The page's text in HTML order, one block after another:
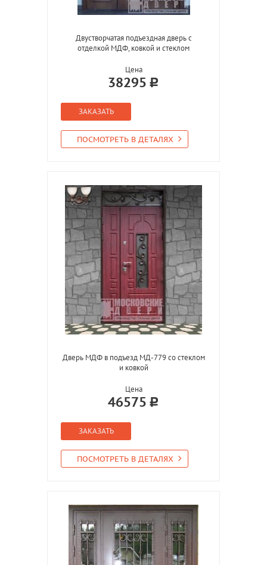
Двустворчатая подъездная дверь с
отделкой МДФ, ковкой и стеклом
Цена
38295
ЗАКАЗАТЬ
ПОСМОТРЕТЬ В ДЕТАЛЯХ
Дверь МДФ в подъезд МД-779 со стеклом
и ковкой
Цена
46575
ЗАКАЗАТЬ
ПОСМОТРЕТЬ В ДЕТАЛЯХ